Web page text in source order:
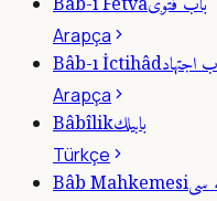
Arapça
Bâb-ı İctihâdاجتهاد
Arapça
Bâbîlikبابيلك
Türkçe
Bâb Mahkemesiسى